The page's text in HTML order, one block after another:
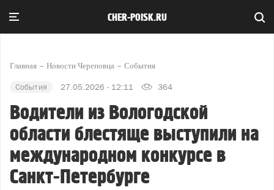
CHER-POISK.RU
Главная Новости Череповца События
События 27.05.2026 - 12:11 364
Водители из Вологодской
области блестяще выступили на
международном конкурсе в
Санкт‑Петербурге